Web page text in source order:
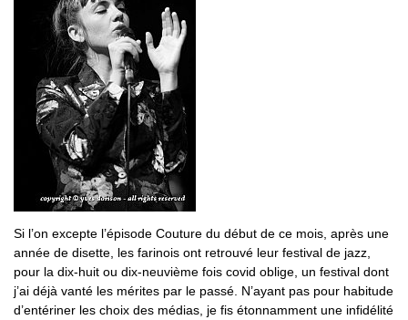
Si l’on excepte l’épisode Couture du début de ce mois, après une
année de disette, les farinois ont retrouvé leur festival de jazz,
pour la dix-huit ou dix-neuvième fois covid oblige, un festival dont
j’ai déjà vanté les mérites par le passé. N’ayant pas pour habitude
d’entériner les choix des médias, je fis étonnamment une infidélité